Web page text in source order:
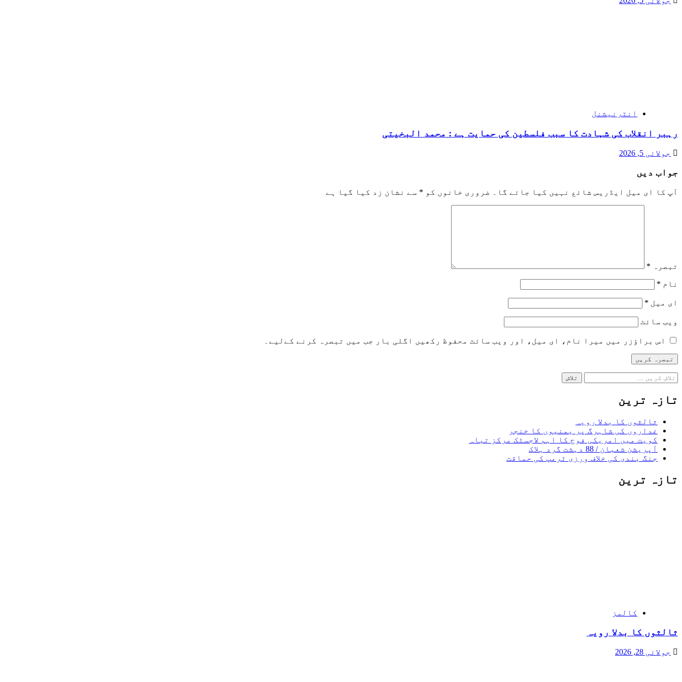
انٹرنیشنل
رہبر انقلاب کی شہادت کا سبب فلسطین کی حمایت ہے : محمد البخیتی
جولائی 5, 2026
جواب دیں
آپ کا ای میل ایڈریس شائع نہیں کیا جائے گا۔ ضروری خانوں کو * سے نشان زد کیا گیا ہے
تبصرہ *
نام *
ای میل *
ویب‌ سائٹ
اس براؤزر میں میرا نام، ای میل، اور ویب سائٹ محفوظ رکھیں اگلی بار جب میں تبصرہ کرنے کےلیے۔
تلاش
کریں
برائے:
تازہ ترین
ثالثوں کا بدلا رویہ
غداروں کی شاہرگ پر یمنیوں کا خنجر
کویت میں امریکی فوج کا اہم لاجسٹک مرکز تباہ
آپریشن شعبان / 88 دہشت گرد ہلاک
جنگ بندی کی خلاف ورزی ٹرمپ کی حماقت
تازہ ترین
کالمز
ثالثوں کا بدلا رویہ
جولائی 28, 2026